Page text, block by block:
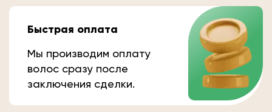
Быстрая оплата
Мы производим оплату
волос сразу после
заключения сделки.